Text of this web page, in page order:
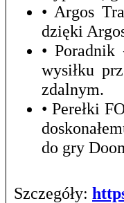
• Argos
dzięki
•
wysiłku
zdalnym.
• Perełki
do gry
Szczegóły: